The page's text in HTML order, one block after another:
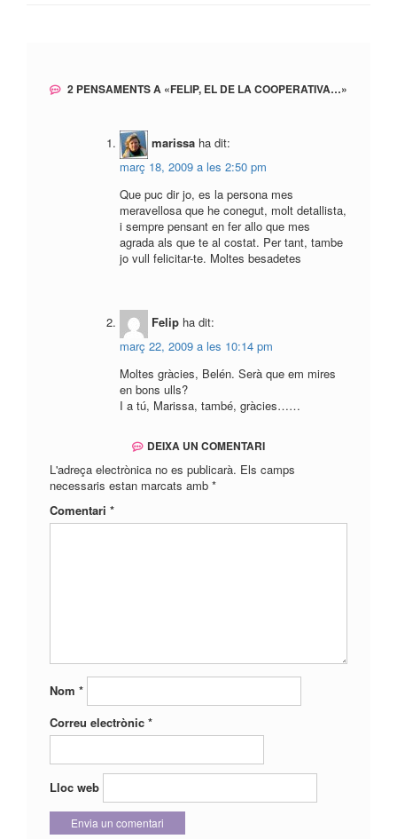
2 PENSAMENTS A «FELIP, EL DE LA COOPERATIVA…»
marissa ha dit:
març 18, 2009 a les 2:50 pm
Que puc dir jo, es la persona mes
meravellosa que he conegut, molt detallista,
i sempre pensant en fer allo que mes
agrada als que te al costat. Per tant, tambe
jo vull felicitar-te. Moltes besadetes
Felip ha dit:
març 22, 2009 a les 10:14 pm
Moltes gràcies, Belén. Serà que em mires
en bons ulls?
I a tú, Marissa, també, gràcies……
DEIXA UN COMENTARI
L'adreça electrònica no es publicarà. Els camps
necessaris estan marcats amb *
Comentari *
Nom *
Correu electrònic *
Lloc web